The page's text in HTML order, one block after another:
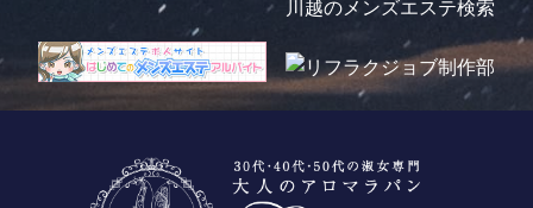
川越のメンズエステ検索